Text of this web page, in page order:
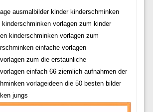
ausmalbilder kinder kinderschminken
vorlagen zum kinder
kinderschminken vorlagen zum
einfache vorlagen
zum die erstaunliche
einfach 66 ziemlich aufnahmen der
vorlageideen die 50 besten bilder
jungs